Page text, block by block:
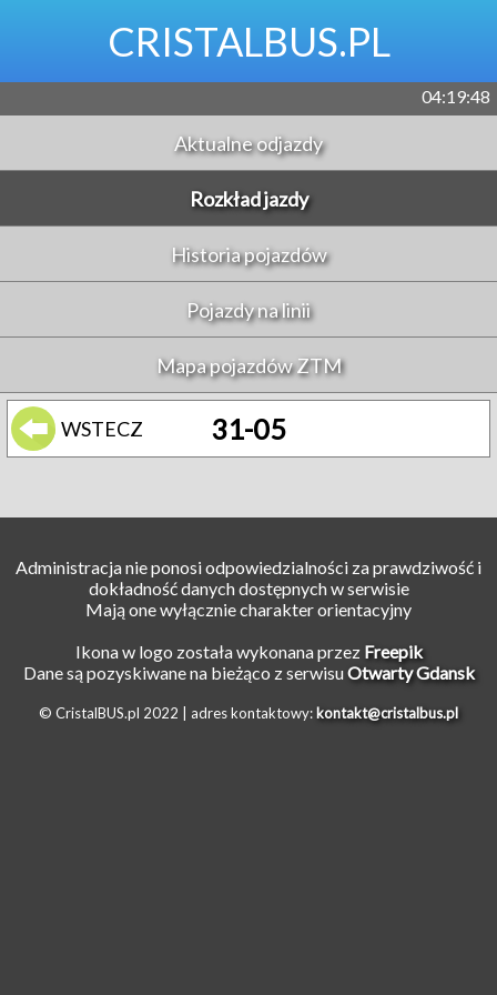
CRISTALBUS.PL
04:19:48
Aktualne odjazdy
Rozkład jazdy
Historia pojazdów
Pojazdy na linii
Mapa pojazdów ZTM
WSTECZ 31-05
Administracja nie ponosi odpowiedzialności za prawdziwość i
dokładność danych dostępnych w serwisie
Mają one wyłącznie charakter orientacyjny
Ikona w logo została wykonana przez Freepik
Dane są pozyskiwane na bieżąco z serwisuOtwarty Gdansk
© CristalBUS.pl 2022 | adres kontaktowy: kontakt@cristalbus.pl